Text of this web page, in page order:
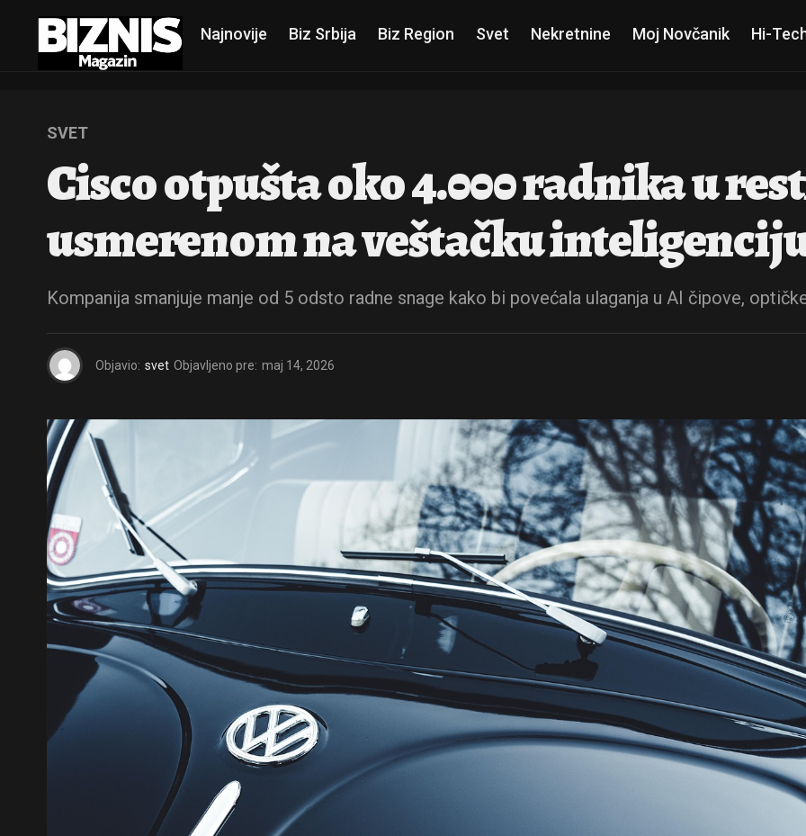
Najnovije Biz Srbija Biz Region Svet Nekretnine Moj Novčanik Hi-
SVET
Cisco otpušta oko 4.000 radnika u
usmerenom na veštačku
Kompanija smanjuje manje od 5 odsto radne snage kako bi povećala ulaganja u AI čipove,
Objavio: svet Objavljeno pre: maj 14, 2026